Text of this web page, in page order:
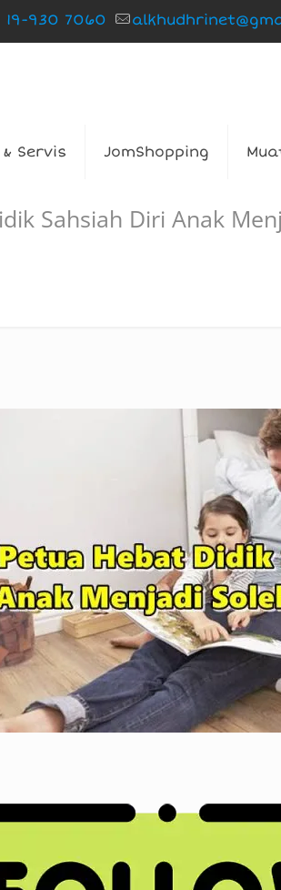
19-930 7060
Servis JomShopping
Sahsiah Diri Anak